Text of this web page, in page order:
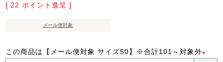
[ 22 ポイント進呈 ]
メール便対象
この商品は【メール便対象 サイズ50】※合計101～対象外